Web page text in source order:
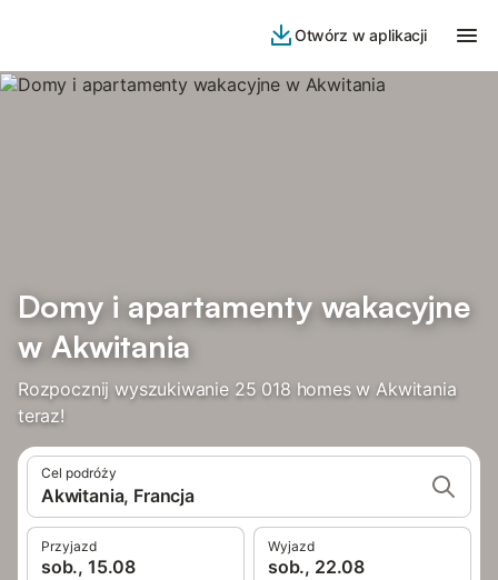
Otwórz w aplikacji
Domy i apartamenty wakacyjne
w Akwitania
Rozpocznij wyszukiwanie 25 018 homes w Akwitania
teraz!
Cel podróży
Akwitania, Francja
Przyjazd
sob., 15.08
Wyjazd
sob., 22.08